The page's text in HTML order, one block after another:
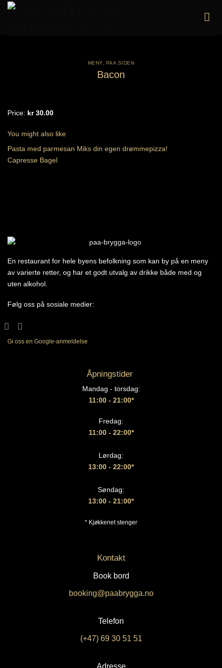
Skip
MENY, PAA SIDEN
Bacon
Price: kr 30.00
You might also like
Pasta med parmesan Miks din egen drømmepizza!
Capresse Bagel
En restaurant for hele byens befolkning som kan by på en meny
av varierte retter, og har et godt utvalg av drikke både med og
uten alkohol.
Følg oss på sosiale medier:
Gi oss en Google-anmeldelse
Åpningstider
Mandag - torsdag:
11:00 - 21:00*
Fredag:
11:00 - 22:00*
Lørdag:
13:00 - 22:00*
Søndag:
13:00 - 21:00*
* Kjøkkenet stenger
Kontakt
Book bord
booking@paabrygga.no
Telefon
(+47) 69 30 51 51
Adresse